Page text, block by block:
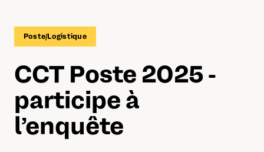
Engagement
À propos de transfair
Avantages
Poste/Logistique
CCT Poste 2025 -
participe à
l’enquête